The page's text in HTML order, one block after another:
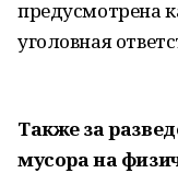
предусмотрена
уголовная
Также за
мусора на